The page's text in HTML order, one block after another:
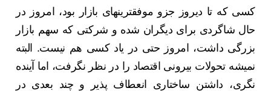
کسی که تا دیروز جزو موفق‎ترین‎های بازار بود، امروز در
حال شاگردی برای دیگران شده و شرکتی که سهم بازار
بزرگی داشت، امروز حتی در یاد کسی هم نیست. البته
نمی‎شه تحولات بیرونی اقتصاد را در نظر نگرفت، اما آینده
نگری، داشتن ساختاری انعطاف پذیر و چند بعدی در